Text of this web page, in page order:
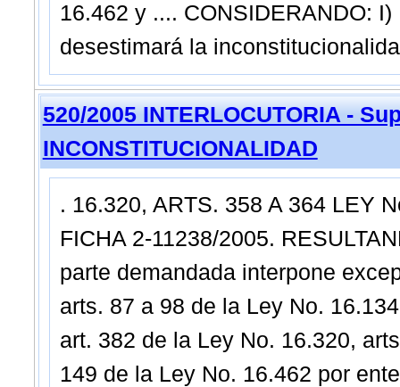
16.462 y .... CONSIDERANDO:
desestimará la
520/2005 INTERLOCUTORIA -
INCONSTITUCIONALIDAD
. 16.320, ARTS. 358 A 364 LEY
FICHA 2-11238/2005.
parte demandada interpone
arts. 87 a 98 de la Ley No.
art. 382 de la Ley No. 16.320,
149 de la Ley No. 16.462 por